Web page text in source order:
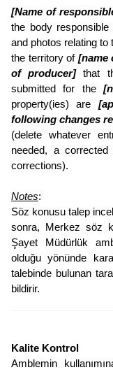
[Name of
the body
and photos relating to
the territory of [name
of producer]that
submitted for the
property(ies) are
following changes
(delete whatever
needed, a
corrections).
Notes:
Söz konusu talep
sonra, Merkez söz
Şayet Müdürlük
olduğu yönünde
talebinde bulunan
bildirir.
Kalite Kontrol
Amblemin